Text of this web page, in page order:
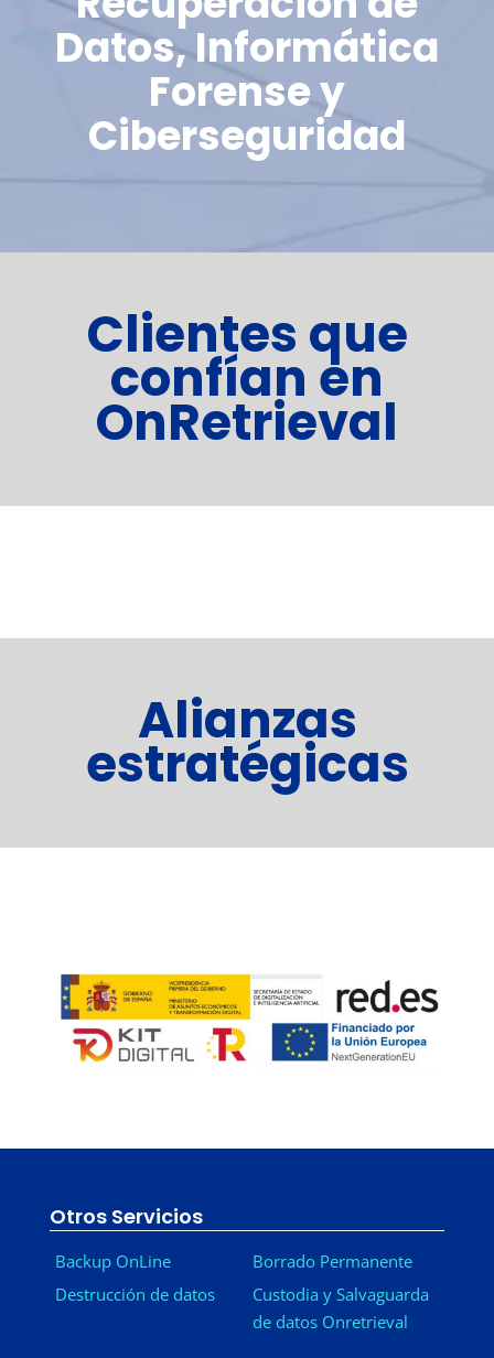
Datos, Informática
Forense y
Ciberseguridad
Clientes que
confían en
OnRetrieval
Alianzas
estratégicas
Otros Servicios
Backup OnLine
Destrucción de datos
Borrado Permanente
Custodia y Salvaguarda
de datos Onretrieval